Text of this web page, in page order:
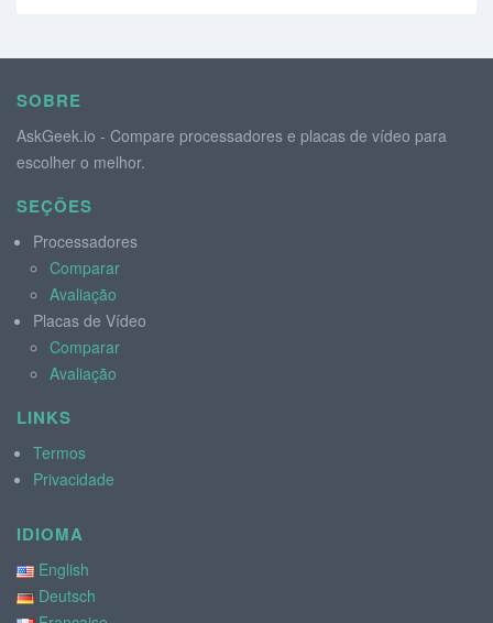
SOBRE
AskGeek.io - Compare processadores e placas de vídeo para
escolher o melhor.
SEÇÕES
Processadores
Comparar
Avaliação
Placas de Vídeo
Comparar
Avaliação
LINKS
Termos
Privacidade
IDIOMA
English
Deutsch